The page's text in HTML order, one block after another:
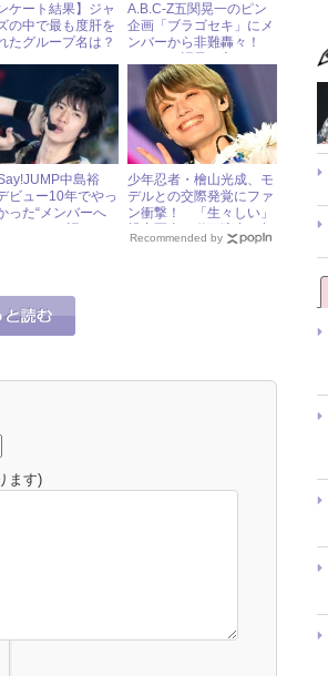
ケート結果】ジャ
の中で最も度肝を
たグループ名は？
A.B.C-Z五関晃一のピン
企画「ブラゴセキ」にメ
ンバーから非難轟々！
看板企画が誕生か!?
中島裕
ビュー10年でやっ
った“メンバーへ
少年忍者・檜山光成、モ
デルとの交際発覚にファ
ン衝撃！ 「生々しい」
親密写真＆動画流出の相
手とは？ « ジャニーズ研
Recommended by
ます)